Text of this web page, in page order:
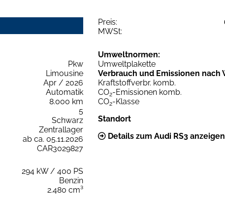
Preis:
MWSt:
Pkw
Limousine
Apr / 2026
Automatik
8.000 km
5
Schwarz
Zentrallager
ab ca. 05.11.2026
CAR3029827
294 kW / 400 PS
Benzin
2.480 cm³
Umweltnormen:
Umweltplakette
Verbrauch und Emissionen nach
Kraftstoffverbr. komb.
CO2-Emissionen komb.
CO2-Klasse
Standort
Details zum Audi RS3 anzeigen